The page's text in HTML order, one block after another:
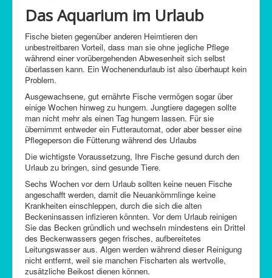
Sitemap
Das Aquarium im Urlaub
Fische bieten gegenüber anderen Heimtieren den
unbestreitbaren Vorteil, dass man sie ohne jegliche Pflege
während einer vorübergehenden Abwesenheit sich selbst
überlassen kann. Ein Wochenendurlaub ist also überhaupt kein
Problem.
Ausgewachsene, gut ernährte Fische vermögen sogar über
einige Wochen hinweg zu hungern. Jungtiere dagegen sollte
man nicht mehr als einen Tag hungern lassen. Für sie
übernimmt entweder ein Futterautomat, oder aber besser eine
Pflegeperson die Fütterung während des Urlaubs
Die wichtigste Voraussetzung, Ihre Fische gesund durch den
Urlaub zu bringen, sind gesunde Tiere.
Sechs Wochen vor dem Urlaub sollten keine neuen Fische
angeschafft werden, damit die Neuankömmlinge keine
Krankheiten einschleppen, durch die sich die alten
Beckeninsassen infizieren könnten. Vor dem Urlaub reinigen
Sie das Becken gründlich und wechseln mindestens ein Drittel
des Beckenwassers gegen frisches, aufbereitetes
Leitungswasser aus. Algen werden während dieser Reinigung
nicht entfernt, weil sie manchen Fischarten als wertvolle,
zusätzliche Beikost dienen können.